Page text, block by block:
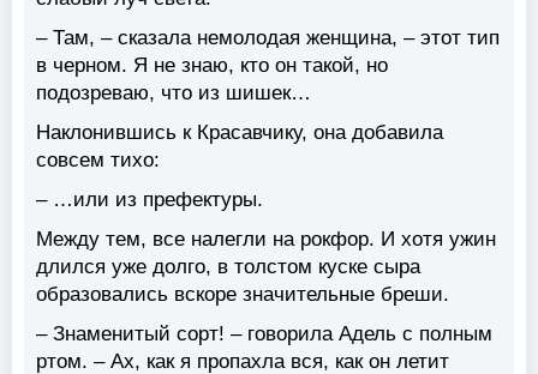
– Там, – сказала немолодая женщина, – этот тип
в черном. Я не знаю, кто он такой, но
подозреваю, что из шишек…
Наклонившись к Красавчику, она добавила
совсем тихо:
– …или из префектуры.
Между тем, все налегли на рокфор. И хотя ужин
длился уже долго, в толстом куске сыра
образовались вскоре значительные бреши.
– Знаменитый сорт! – говорила Адель с полным
ртом. – Ах, как я пропахла вся, как он летит